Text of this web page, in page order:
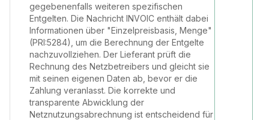
gegebenenfalls weiteren spezifischen
Entgelten. Die Nachricht INVOIC enthält dabei
Informationen über "Einzelpreisbasis, Menge"
(PRI:5284), um die Berechnung der Entgelte
nachzuvollziehen. Der Lieferant prüft die
Rechnung des Netzbetreibers und gleicht sie
mit seinen eigenen Daten ab, bevor er die
Zahlung veranlasst. Die korrekte und
transparente Abwicklung der
Netznutzungsabrechnung ist entscheidend für